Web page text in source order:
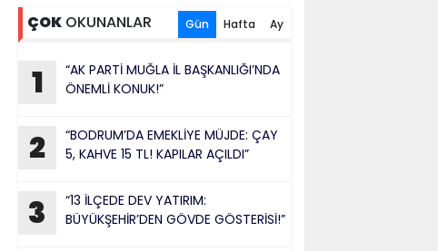
ÇOK OKUNANLAR Gün Hafta Ay
1
“AK PARTİ MUĞLA İL BAŞKANLIĞI’NDA
ÖNEMLİ KONUK!”
2
“BODRUM’DA EMEKLİYE MÜJDE: ÇAY
5, KAHVE 15 TL! KAPILAR AÇILDI”
3
“13 İLÇEDE DEV YATIRIM:
BÜYÜKŞEHİR’DEN GÖVDE GÖSTERİSİ!”